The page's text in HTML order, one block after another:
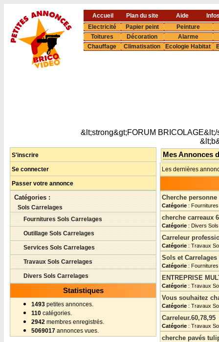
Accueil Plan du site Aide
Electricité
Papier peint
Peinture
Toitures
Décoration
Alarme
Chauffage
Climatisation Ecologie Habitat
&lt;strong&gt;FORUM
S'inscrire
Se connecter
Passer votre annonce
Catégories :
Sols Carrelages
Fournitures Sols Carrelages
Outillage Sols Carrelages
Services Sols Carrelages
Travaux Sols Carrelages
Divers Sols Carrelages
Statistiques
1493 petites annonces.
110 catégories.
2942 membres enregistrés.
5069017 annonces vues.
Mes Annonces
Les dernières
Cherche
Catégorie :
cherche carreaux
Catégorie : Divers
Carreleur
Catégorie : Travaux
Sols et Carrelages
Catégorie :
ENTREPRISE
Catégorie : Travaux
Vous souhaitez
Catégorie : Travaux
Carreleur.60,78,95
Catégorie : Travaux
cherche pavés